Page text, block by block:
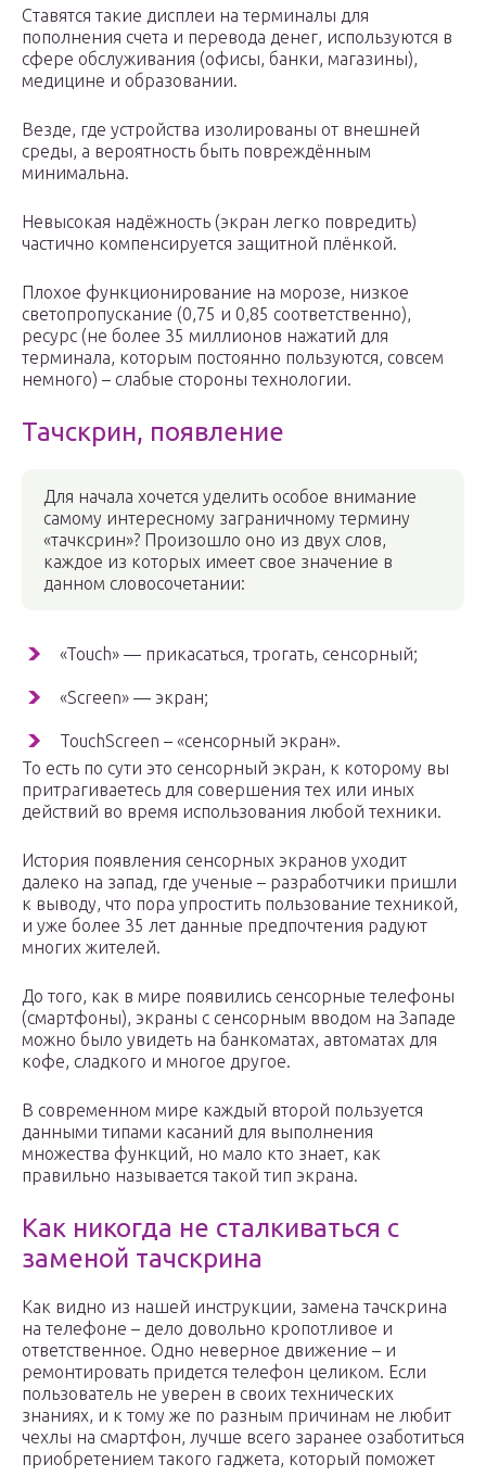
Ставятся такие дисплеи на терминалы для
пополнения счета и перевода денег, используются в
сфере обслуживания (офисы, банки, магазины),
медицине и образовании.
Везде, где устройства изолированы от внешней
среды, а вероятность быть повреждённым
минимальна.
Невысокая надёжность (экран легко повредить)
частично компенсируется защитной плёнкой.
Плохое функционирование на морозе, низкое
светопропускание (0,75 и 0,85 соответственно),
ресурс (не более 35 миллионов нажатий для
терминала, которым постоянно пользуются, совсем
немного) – слабые стороны технологии.
Тачскрин, появление
Для начала хочется уделить особое внимание
самому интересному заграничному термину
«тачксрин»? Произошло оно из двух слов,
каждое из которых имеет свое значение в
данном словосочетании:
«Touch» — прикасаться, трогать, сенсорный;
«Screen» — экран;
TouchScreen – «сенсорный экран».
То есть по сути это сенсорный экран, к которому вы
притрагиваетесь для совершения тех или иных
действий во время использования любой техники.
История появления сенсорных экранов уходит
далеко на запад, где ученые – разработчики пришли
к выводу, что пора упростить пользование техникой,
и уже более 35 лет данные предпочтения радуют
многих жителей.
До того, как в мире появились сенсорные телефоны
(смартфоны), экраны с сенсорным вводом на Западе
можно было увидеть на банкоматах, автоматах для
кофе, сладкого и многое другое.
В современном мире каждый второй пользуется
данными типами касаний для выполнения
множества функций, но мало кто знает, как
правильно называется такой тип экрана.
Как никогда не сталкиваться с
заменой тачскрина
Как видно из нашей инструкции, замена тачскрина
на телефоне – дело довольно кропотливое и
ответственное. Одно неверное движение – и
ремонтировать придется телефон целиком. Если
пользователь не уверен в своих технических
знаниях, и к тому же по разным причинам не любит
чехлы на смартфон, лучше всего заранее озаботиться
приобретением такого гаджета, который поможет